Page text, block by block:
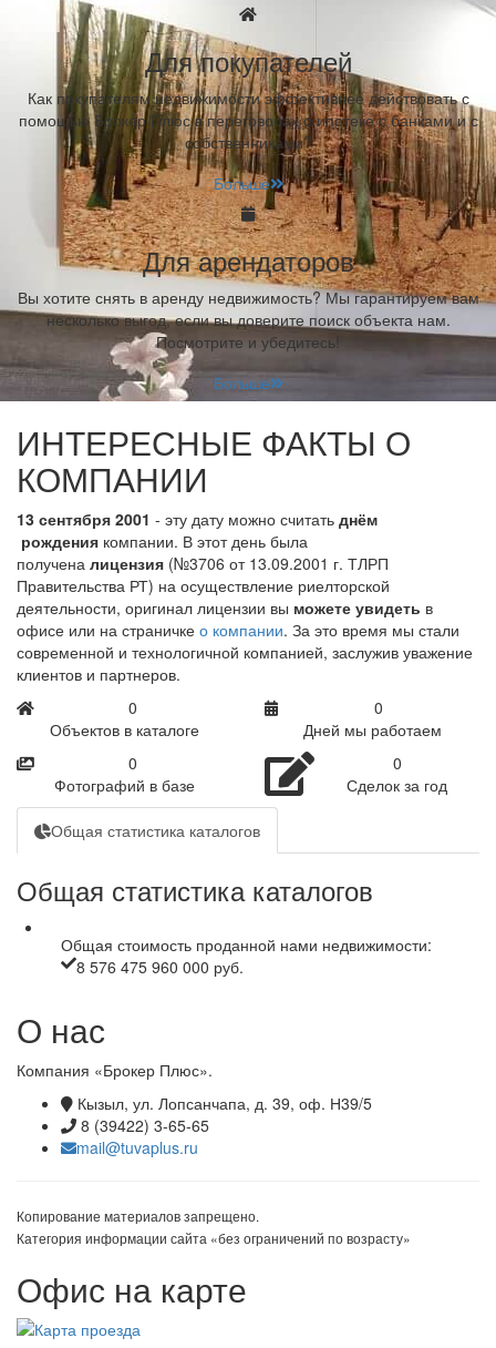
Для покупателей
Как покупателям недвижимости эффективнее действовать с
помощью Брокер Плюс в переговорах о ипотеке с банками и с
собственниками?
Больше
Для арендаторов
Вы хотите снять в аренду недвижимость? Мы гарантируем вам
несколько выгод, если вы доверите поиск объекта нам.
Посмотрите и убедитесь!
Больше
ИНТЕРЕСНЫЕ ФАКТЫ О
КОМПАНИИ
13 сентября 2001 - эту дату можно считать днём
рождения компании. В этот день была
получена лицензия (№3706 от 13.09.2001 г. ТЛРП
Правительства РТ) на осуществление риелторской
деятельности, оригинал лицензии вы можете увидеть в
офисе или на страничке о компании. За это время мы стали
современной и технологичной компанией, заслужив уважение
клиентов и партнеров.
0
Объектов в каталоге
0
Дней мы работаем
0
Фотографий в базе
0
Сделок за год
Общая статистика каталогов
Общая статистика каталогов
Общая стоимость проданной нами недвижимости:
8 576 475 960 000 руб.
О нас
Компания «Брокер Плюс».
Кызыл, ул. Лопсанчапа, д. 39, оф. Н39/5
8 (39422) 3-65-65
mail@tuvaplus.ru
Копирование материалов запрещено.
Категория информации сайта «без ограничений по возрасту»
Офис на карте